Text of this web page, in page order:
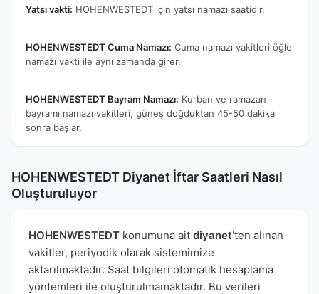
Yatsı vakti: HOHENWESTEDT için yatsı namazı saatidir.
HOHENWESTEDT Cuma Namazı: Cuma namazı vakitleri öğle
namazı vakti ile aynı zamanda girer.
HOHENWESTEDT Bayram Namazı: Kurban ve ramazan
bayramı namazı vakitleri, güneş doğduktan 45-50 dakika
sonra başlar.
HOHENWESTEDT Diyanet İftar Saatleri Nasıl
Oluşturuluyor
HOHENWESTEDT konumuna ait diyanet'ten alınan
vakitler, periyodik olarak sistemimize
aktarılmaktadır. Saat bilgileri otomatik hesaplama
yöntemleri ile oluşturulmamaktadır. Bu verileri